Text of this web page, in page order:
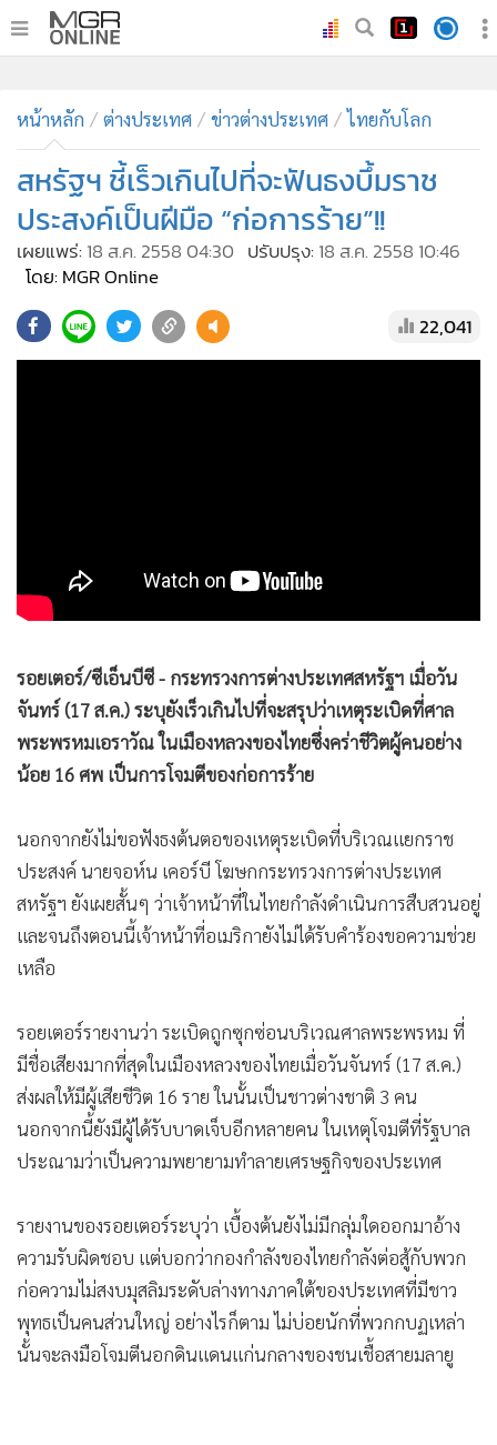
• ทันเหตุการณ์
• ภาคใต้
• ภูมิภาค
• Online Section
• บันเทิง
ผู้จัดการรายวัน
• คอลัมนิสต์
• ละคร
Management & HR
• MGR Live
• การเมือง
• ท่องเที่ยว
• กีฬา
• ต่างประเทศ
• เศรษฐกิจ-ธุรกิจ
• จีน
• ชุมชน-คุณภาพชีวิต
• อาชญากรรม
• Motoring
วิทยาศาสตร์
SMEs
• อินโดจีน
• Celeb Online
• Factcheck
• ญี่ปุ่น
• News1
• Gotomanager
หน้าหลัก ต่างประเทศ ข่าวต่างประเทศ ไทยกับโลก
สหรัฐฯ ชี้เร็วเกินไปที่จะฟันธงบึ้มราช
ประสงค์เป็นฝีมือ “ก่อการร้าย”!!
เผยแพร่: 18 ส.ค. 2558 04:30 ปรับปรุง: 18 ส.ค. 2558 10:46
โดย: MGR Online
22,041
รอยเตอร์/ซีเอ็นบีซี - กระทรวงการต่างประเทศสหรัฐฯ เมื่อวัน
จันทร์ (17 ส.ค.) ระบุยังเร็วเกินไปที่จะสรุปว่าเหตุระเบิดที่ศาล
พระพรหมเอราวัณ ในเมืองหลวงของไทยซึ่งคร่าชีวิตผู้คนอย่าง
น้อย 16 ศพ เป็นการโจมตีของก่อการร้าย
นอกจากยังไม่ขอฟังธงต้นตอของเหตุระเบิดที่บริเวณแยกราช
ประสงค์ นายจอห์น เคอร์บี โฆษกกระทรวงการต่างประเทศ
สหรัฐฯ ยังเผยสั้นๆ ว่าเจ้าหน้าที่ในไทยกำลังดำเนินการสืบสวนอยู่
และจนถึงตอนนี้เจ้าหน้าที่อเมริกายังไม่ได้รับคำร้องขอความช่วย
เหลือ
รอยเตอร์รายงานว่า ระเบิดถูกซุกซ่อนบริเวณศาลพระพรหม ที่
มีชื่อเสียงมากที่สุดในเมืองหลวงของไทยเมื่อวันจันทร์ (17 ส.ค.)
ส่งผลให้มีผู้เสียชีวิต 16 ราย ในนั้นเป็นชาวต่างชาติ 3 คน
นอกจากนี้ยังมีผู้ได้รับบาดเจ็บอีกหลายคน ในเหตุโจมตีที่รัฐบาล
ประณามว่าเป็นความพยายามทำลายเศรษฐกิจของประเทศ
รายงานของรอยเตอร์ระบุว่า เบื้องต้นยังไม่มีกลุ่มใดออกมาอ้าง
ความรับผิดชอบ แต่บอกว่ากองกำลังของไทยกำลังต่อสู้กับพวก
ก่อความไม่สงบมุสลิมระดับล่างทางภาคใต้ของประเทศที่มีชาว
พุทธเป็นคนส่วนใหญ่ อย่างไรก็ตาม ไม่บ่อยนักที่พวกกบฏเหล่า
นั้นจะลงมือโจมตีนอกดินแดนแก่นกลางของชนเชื้อสายมลายู